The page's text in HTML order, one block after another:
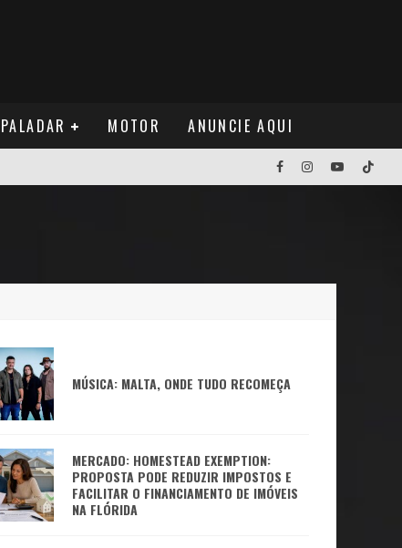
PALADAR MOTOR ANUNCIE AQUI
EUA
MÚSICA: MALTA, ONDE TUDO RECOMEÇA
MERCADO: HOMESTEAD EXEMPTION:
PROPOSTA PODE REDUZIR IMPOSTOS E
FACILITAR O FINANCIAMENTO DE IMÓVEIS
NA FLÓRIDA